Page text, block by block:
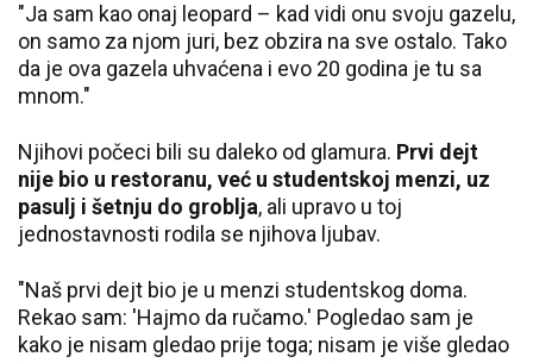
"Ja sam kao onaj leopard – kad vidi onu svoju gazelu,
on samo za njom juri, bez obzira na sve ostalo. Tako
da je ova gazela uhvaćena i evo 20 godina je tu sa
mnom."
Njihovi počeci bili su daleko od glamura. Prvi dejt
nije bio u restoranu, već u studentskoj menzi, uz
pasulj i šetnju do groblja, ali upravo u toj
jednostavnosti rodila se njihova ljubav.
"Naš prvi dejt bio je u menzi studentskog doma.
Rekao sam: 'Hajmo da ručamo.' Pogledao sam je
kako je nisam gledao prije toga; nisam je više gledao